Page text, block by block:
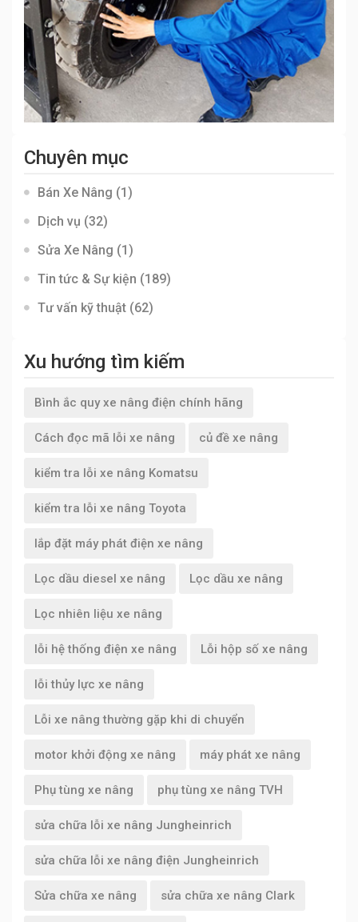
Chuyên mục
Bán Xe Nâng (1)
Dịch vụ (32)
Sửa Xe Nâng (1)
Tin tức & Sự kiện (189)
Tư vấn kỹ thuật (62)
Xu hướng tìm kiếm
Bình ắc quy xe nâng điện chính hãng
Cách đọc mã lỗi xe nâng củ đề xe nâng
kiểm tra lỗi xe nâng Komatsu
kiểm tra lỗi xe nâng Toyota
lắp đặt máy phát điện xe nâng
Lọc dầu diesel xe nâng Lọc dầu xe nâng
Lọc nhiên liệu xe nâng
lỗi hệ thống điện xe nâng Lỗi hộp số xe nâng
lỗi thủy lực xe nâng
Lỗi xe nâng thường gặp khi di chuyển
motor khởi động xe nâng máy phát xe nâng
Phụ tùng xe nâng phụ tùng xe nâng TVH
sửa chữa lỗi xe nâng Jungheinrich
sửa chữa lỗi xe nâng điện Jungheinrich
Sửa chữa xe nâng sửa chữa xe nâng Clark